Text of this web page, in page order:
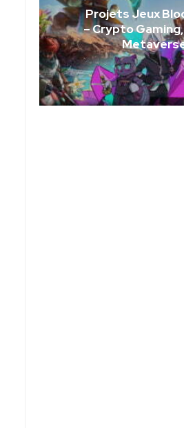
Projets Jeux
– Crypto